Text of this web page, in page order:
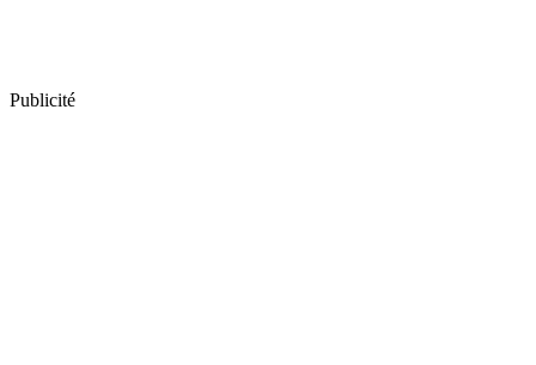
Publicité